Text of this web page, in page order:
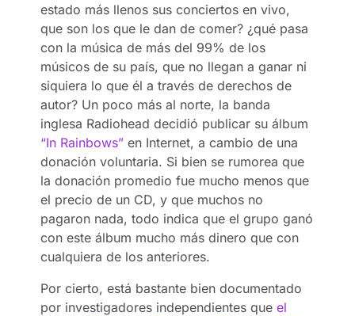
estado más llenos sus conciertos en vivo,
que son los que le dan de comer? ¿qué pasa
con la música de más del 99% de los
músicos de su país, que no llegan a ganar ni
siquiera lo que él a través de derechos de
autor? Un poco más al norte, la banda
inglesa Radiohead decidió publicar su álbum
“In Rainbows” en Internet, a cambio de una
donación voluntaria. Si bien se rumorea que
la donación promedio fue mucho menos que
el precio de un CD, y que muchos no
pagaron nada, todo indica que el grupo ganó
con este álbum mucho más dinero que con
cualquiera de los anteriores.
Por cierto, está bastante bien documentado
por investigadores independientes queel